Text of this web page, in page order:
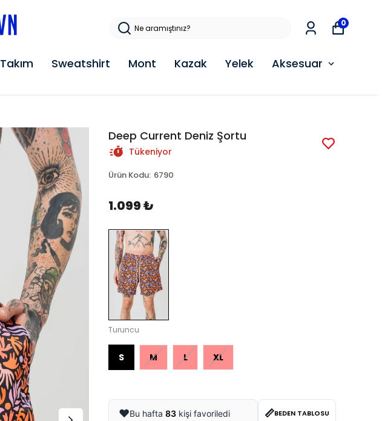
Takım Sweatshirt Mont Kazak Yelek Aksesuar
0
Deep Current Deniz Şortu
Tükeniyor
Ürün Kodu: 6790
1.099 ₺
Turuncu
S M L XL
❤️Bu hafta 83 kişi favoriledi 📏BEDEN TABLOSU